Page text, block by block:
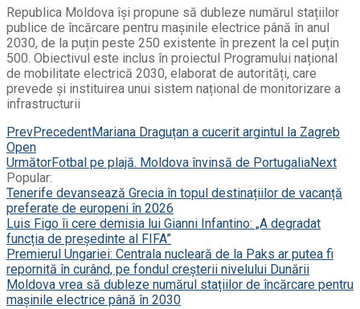
Republica Moldova își propune să dubleze numărul stațiilor
publice de încărcare pentru mașinile electrice până în anul
2030, de la puțin peste 250 existente în prezent la cel puțin
500. Obiectivul este inclus în proiectul Programului național
de mobilitate electrică 2030, elaborat de autorități, care
prevede și instituirea unui sistem național de monitorizare a
infrastructurii
PrevPrecedentMariana Draguțan a cucerit argintul la Zagreb
Open
UrmătorFotbal pe plajă. Moldova învinsă de PortugaliaNext
Popular:
Tenerife devansează Grecia în topul destinațiilor de vacanță
preferate de europeni în 2026
Luis Figo îi cere demisia lui Gianni Infantino: „A degradat
funcția de președinte al FIFA”
Premierul Ungariei: Centrala nucleară de la Paks ar putea fi
repornită în curând, pe fondul creșterii nivelului Dunării
Moldova vrea să dubleze numărul stațiilor de încărcare pentru
mașinile electrice până în 2030